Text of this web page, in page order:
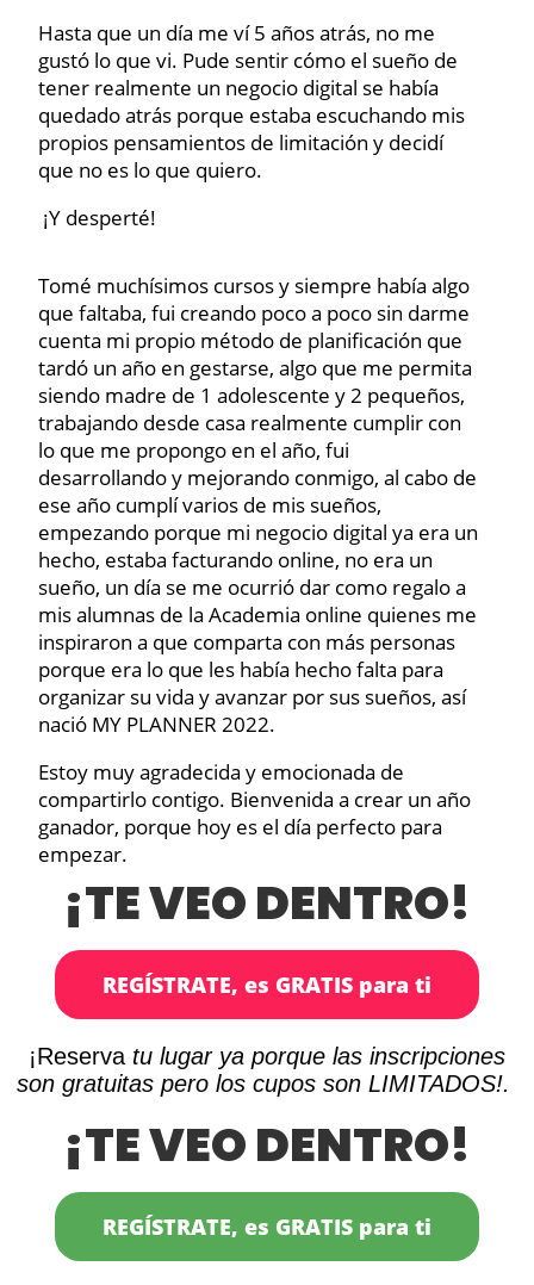
Hasta que un día me ví 5 años atrás, no me
gustó lo que vi. Pude sentir cómo el sueño de
tener realmente un negocio digital se había
quedado atrás porque estaba escuchando mis
propios pensamientos de limitación y decidí
que no es lo que quiero.
¡Y desperté!
Tomé muchísimos cursos y siempre había algo
que faltaba, fui creando poco a poco sin darme
cuenta mi propio método de planificación que
tardó un año en gestarse, algo que me permita
siendo madre de 1 adolescente y 2 pequeños,
trabajando desde casa realmente cumplir con
lo que me propongo en el año, fui
desarrollando y mejorando conmigo, al cabo de
ese año cumplí varios de mis sueños,
empezando porque mi negocio digital ya era un
hecho, estaba facturando online, no era un
sueño, un día se me ocurrió dar como regalo a
mis alumnas de la Academia online quienes me
inspiraron a que comparta con más personas
porque era lo que les había hecho falta para
organizar su vida y avanzar por sus sueños, así
nació MY PLANNER 2022.
Estoy muy agradecida y emocionada de
compartirlo contigo. Bienvenida a crear un año
ganador, porque hoy es el día perfecto para
empezar.
¡TE VEO DENTRO!
REGÍSTRATE, es GRATIS para ti
¡Reserva tu lugar ya porque las inscripciones
son gratuitas pero los cupos son LIMITADOS!.
¡TE VEO DENTRO!
REGÍSTRATE, es GRATIS para ti